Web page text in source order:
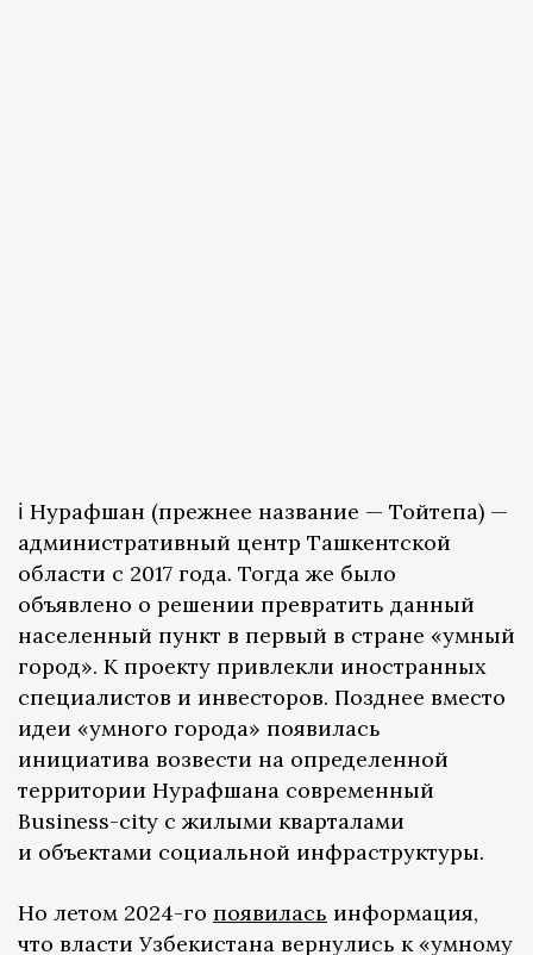
ℹ️ Нурафшан (прежнее название — Тойтепа) —
административный центр Ташкентской
области с 2017 года. Тогда же было
объявлено о решении превратить данный
населенный пункт в первый в стране «умный
город». К проекту привлекли иностранных
специалистов и инвесторов. Позднее вместо
идеи «умного города» появилась
инициатива возвести на определенной
территории Нурафшана современный
Business-city с жилыми кварталами
и объектами социальной инфраструктуры.
Но летом 2024-го появилась информация,
что власти Узбекистана вернулись к «умному